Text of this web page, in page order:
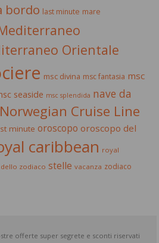
bordo last minute mare
Orientale
msc divina msc fantasia msc
seaside msc splendida nave da
Norwegian Cruise Line
minute oroscopo oroscopo del
caribbean royal
dello zodiaco stelle vacanza zodiaco
offerte super segrete e sconti riservati